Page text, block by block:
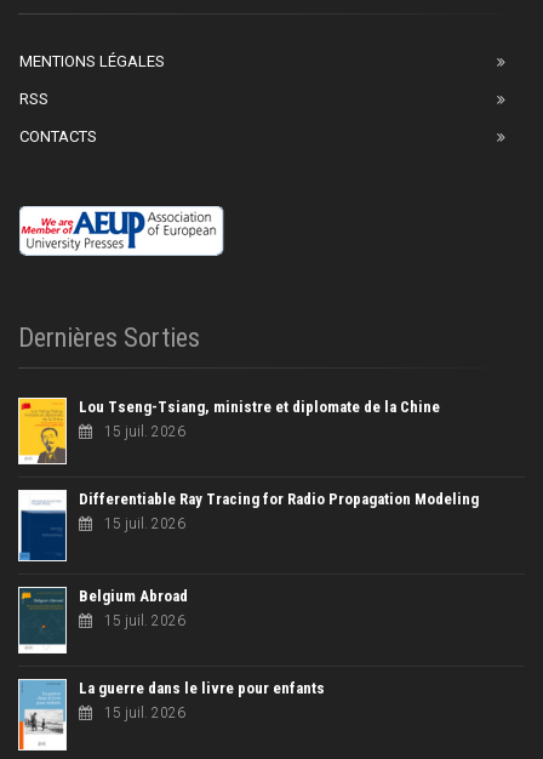
MENTIONS LÉGALES
RSS
CONTACTS
Dernières Sorties
Lou Tseng-Tsiang, ministre et diplomate de la Chine
15 juil. 2026
Differentiable Ray Tracing for Radio Propagation Modeling
15 juil. 2026
Belgium Abroad
15 juil. 2026
La guerre dans le livre pour enfants
15 juil. 2026